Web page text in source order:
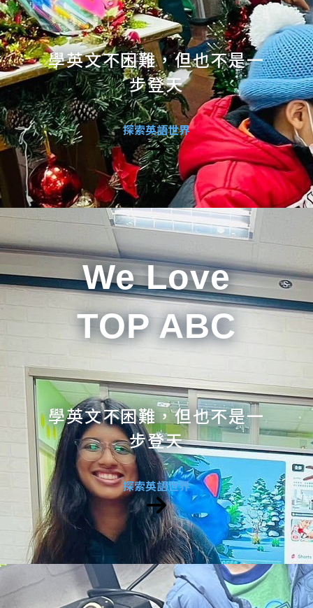
學英文不困難，但也不是一
步登天
探索英語世界
We Love
TOP ABC
學英文不困難，但也不是一
步登天
探索英語世界